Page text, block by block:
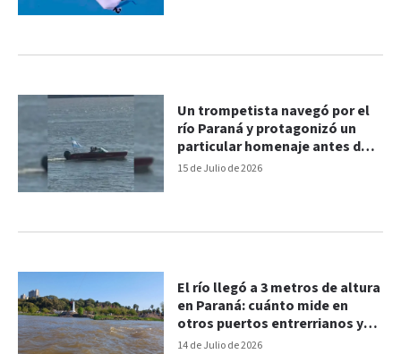
15 de Julio de 2026
Un trompetista navegó por el
río Paraná y protagonizó un
particular homenaje antes de
Argentina-Inglaterra
14 de Julio de 2026
El río llegó a 3 metros de altura
en Paraná: cuánto mide en
otros puertos entrerrianos y
las proyecciones